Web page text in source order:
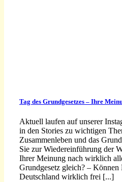
Tag des Grundgesetzes – Ihre
Aktuell laufen auf unserer
in den Stories zu wichtigen
Zusammenleben und das
Sie zur Wiedereinführung der
Ihrer Meinung nach wirklich
Grundgesetz gleich? – Können
Deutschland wirklich frei [...]